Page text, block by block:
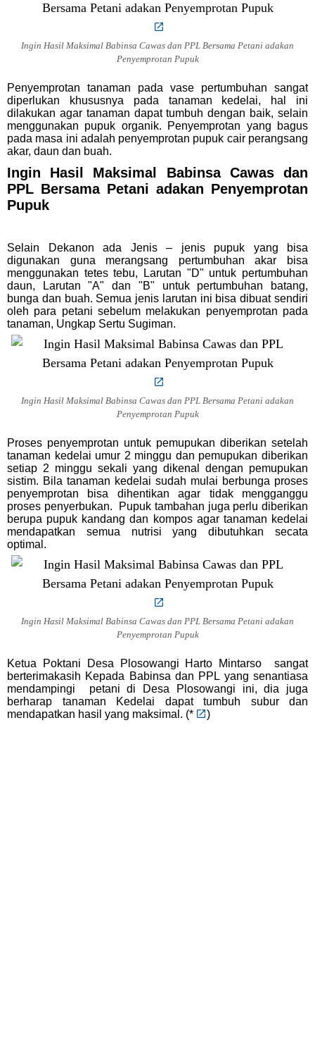
Ingin Hasil Maksimal Babinsa Cawas dan PPL Bersama Petani adakan
Penyemprotan Pupuk
Penyemprotan tanaman pada vase pertumbuhan sangat
diperlukan khususnya pada tanaman kedelai, hal ini
dilakukan agar tanaman dapat tumbuh dengan baik, selain
menggunakan pupuk organik. Penyemprotan yang bagus
pada masa ini adalah penyemprotan pupuk cair perangsang
akar, daun dan buah.
Ingin Hasil Maksimal Babinsa Cawas dan
PPL Bersama Petani adakan Penyemprotan
Pupuk
Selain Dekanon ada Jenis – jenis pupuk yang bisa
digunakan guna merangsang pertumbuhan akar bisa
menggunakan tetes tebu, Larutan "D" untuk pertumbuhan
daun, Larutan "A" dan "B" untuk pertumbuhan batang,
bunga dan buah. Semua jenis larutan ini bisa dibuat sendiri
oleh para petani sebelum melakukan penyemprotan pada
tanaman, Ungkap Sertu Sugiman.
Ingin Hasil Maksimal Babinsa Cawas dan PPL Bersama Petani adakan
Penyemprotan Pupuk
Proses penyemprotan untuk pemupukan diberikan setelah
tanaman kedelai umur 2 minggu dan pemupukan diberikan
setiap 2 minggu sekali yang dikenal dengan pemupukan
sistim. Bila tanaman kedelai sudah mulai berbunga proses
penyemprotan bisa dihentikan agar tidak mengganggu
proses penyerbukan. Pupuk tambahan juga perlu diberikan
berupa pupuk kandang dan kompos agar tanaman kedelai
mendapatkan semua nutrisi yang dibutuhkan secata
optimal.
Ingin Hasil Maksimal Babinsa Cawas dan PPL Bersama Petani adakan
Penyemprotan Pupuk
Ketua Poktani Desa Plosowangi Harto Mintarso sangat
berterimakasih Kepada Babinsa dan PPL yang senantiasa
mendampingi petani di Desa Plosowangi ini, dia juga
berharap tanaman Kedelai dapat tumbuh subur dan
mendapatkan hasil yang maksimal. (* )